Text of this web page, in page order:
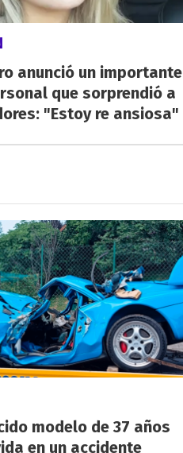
anunció un importante
que sorprendió a
"Estoy re ansiosa"
modelo de 37 años
en un accidente